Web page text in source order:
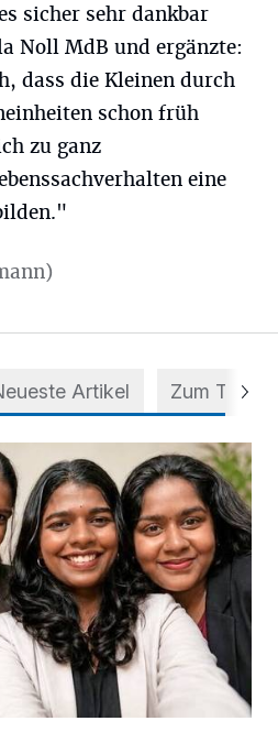
sicher sehr dankbar
Noll MdB und ergänzte:
dass die Kleinen durch
schon früh
zu ganz
eine
Artikel Zum Thema
Diakonie hoffen auf Hilfe